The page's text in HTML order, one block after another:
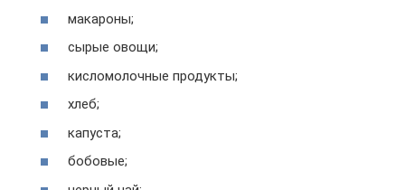
макароны;
сырые овощи;
кисломолочные продукты;
хлеб;
капуста;
бобовые;